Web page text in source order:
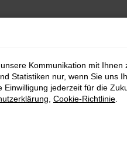
Kommunikation mit Ihnen
Statistiken nur, wenn Sie uns
jederzeit für die
Cookie-Richtlinie